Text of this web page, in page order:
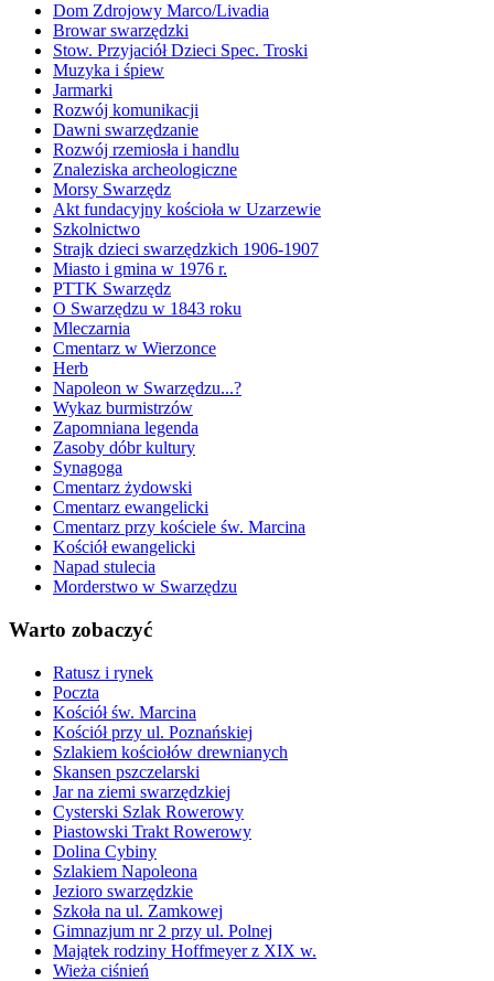
Dom Zdrojowy Marco/Livadia
Browar swarzędzki
Stow. Przyjaciół Dzieci Spec. Troski
Muzyka i śpiew
Jarmarki
Rozwój komunikacji
Dawni swarzędzanie
Rozwój rzemiosła i handlu
Znaleziska archeologiczne
Morsy Swarzędz
Akt fundacyjny kościoła w Uzarzewie
Szkolnictwo
Strajk dzieci swarzędzkich 1906-1907
Miasto i gmina w 1976 r.
PTTK Swarzędz
O Swarzędzu w 1843 roku
Mleczarnia
Cmentarz w Wierzonce
Herb
Napoleon w Swarzędzu...?
Wykaz burmistrzów
Zapomniana legenda
Zasoby dóbr kultury
Synagoga
Cmentarz żydowski
Cmentarz ewangelicki
Cmentarz przy kościele św. Marcina
Kościół ewangelicki
Napad stulecia
Morderstwo w Swarzędzu
Warto zobaczyć
Ratusz i rynek
Poczta
Kościół św. Marcina
Kościół przy ul. Poznańskiej
Szlakiem kościołów drewnianych
Skansen pszczelarski
Jar na ziemi swarzędzkiej
Cysterski Szlak Rowerowy
Piastowski Trakt Rowerowy
Dolina Cybiny
Szlakiem Napoleona
Jezioro swarzędzkie
Szkoła na ul. Zamkowej
Gimnazjum nr 2 przy ul. Polnej
Majątek rodziny Hoffmeyer z XIX w.
Wieża ciśnień